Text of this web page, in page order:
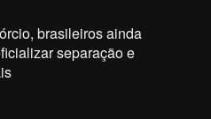
brasileiros ainda
separação e